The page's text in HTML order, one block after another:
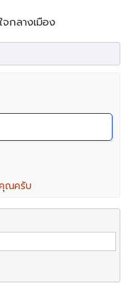
จกลางเมือง
ด้)
งมุม, รองรับสัตว์เลี้ยง,
งทุน
Hill พระโขนง,W District
อนนุช,Gateway Ekkamai
โรงพยาบาลคามิลเลียน
& Nursery,Bangkok
คุณครับ